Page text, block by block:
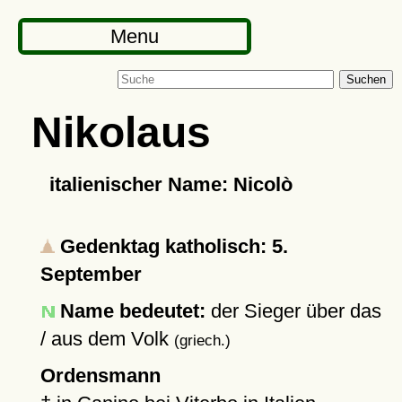
Menu
Suchen
Nikolaus
italienischer Name: Nicolò
Gedenktag katholisch: 5.
September
Name bedeutet: der Sieger über das
/ aus dem Volk (griech.)
Ordensmann